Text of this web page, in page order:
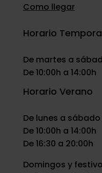
Como llegar
Horario
De martes a
De 10:00h a 14:00h
Horario Verano
De lunes a sábado
De 10:00h a 14:00h
De 16:30 a 20:00h
Domingos y